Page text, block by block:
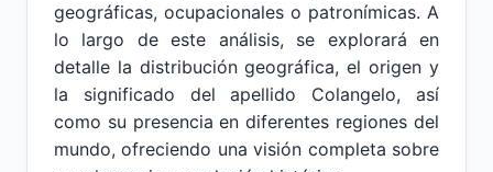
geográficas, ocupacionales o patronímicas. A
lo largo de este análisis, se explorará en
detalle la distribución geográfica, el origen y
la significado del apellido Colangelo, así
como su presencia en diferentes regiones del
mundo, ofreciendo una visión completa sobre